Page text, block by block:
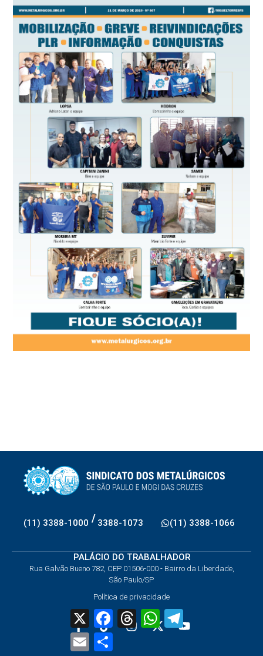
(11) 3388-1000 / 3388-1073 (11) 3388-1066
PALÁCIO DO TRABALHADOR
Rua Galvão Bueno 782, CEP 01506-000 - Bairro da Liberdade,
São Paulo/SP
Política de privacidade
X FacebookThreadsWhatsApp
Email